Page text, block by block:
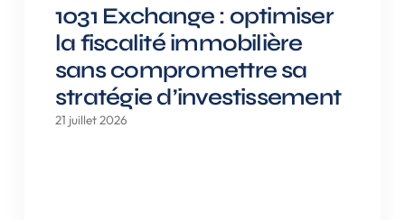
1031 Exchange : optimiser
la fiscalité immobilière
sans compromettre sa
stratégie d’investissement
21 juillet 2026